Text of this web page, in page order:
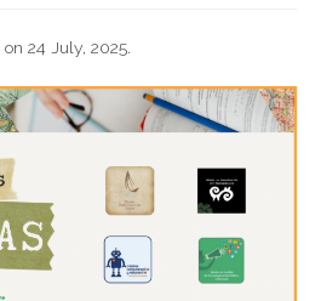
on 24 July, 2025.